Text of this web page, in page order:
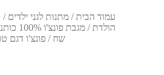
עמוד הבית /מתנות לגני ילדים /
הולדת /
שח / פונצ'ו דגם